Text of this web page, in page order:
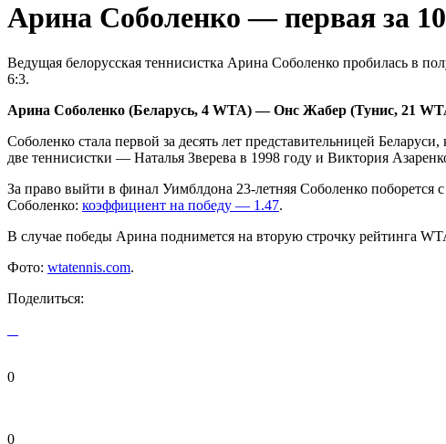
Арина Соболенко — первая за
Ведущая белорусская теннисистка Арина Соболенко пробилась в
6:3.
Арина Соболенко (Беларусь, 4 WТА) — Онс Жабер (Тунис, 21
Соболенко стала первой за десять лет представительницей
две теннисистки — Наталья Зверева в 1998 году и Виктория
За право выйти в финал Уимблдона 23-летняя Соболенко
Соболенко: коэффициент на победу — 1.47.
В случае победы Арина поднимется на вторую строчку рейтинга
Фото: wtatennis.com.
Поделиться:
0
0